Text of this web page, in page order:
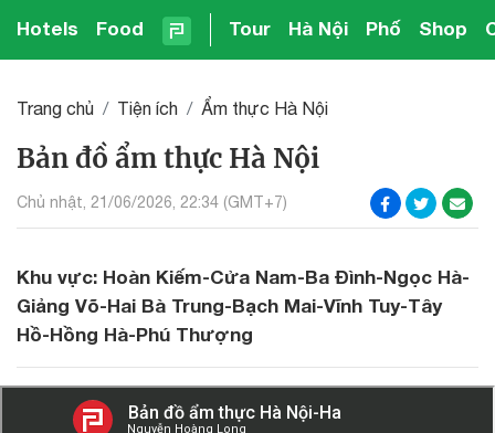
Hotels Food Tour Hà Nội Phố Shop
Trang chủ Tiện ích Ẩm thực Hà Nội
Bản đồ ẩm thực Hà Nội
Chủ nhật, 21/06/2026, 22:34 (GMT+7)
Khu vực: Hoàn Kiếm-Cửa Nam-Ba Đình-Ngọc Hà-
Giảng Võ-Hai Bà Trung-Bạch Mai-Vĩnh Tuy-Tây
Hồ-Hồng Hà-Phú Thượng